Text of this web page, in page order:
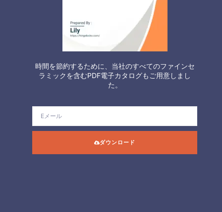
時間を節約するために、当社のすべてのファインセ
ラミックを含むPDF電子カタログもご用意しまし
た。
ダウンロード